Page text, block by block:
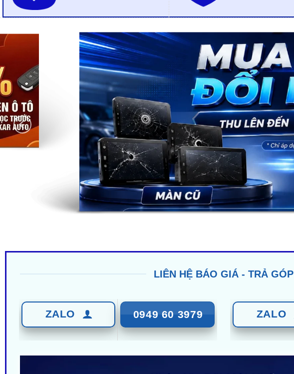
LIÊN HỆ BÁO GIÁ - TRẢ GÓP
ZALO 0949 60 3979 ZALO